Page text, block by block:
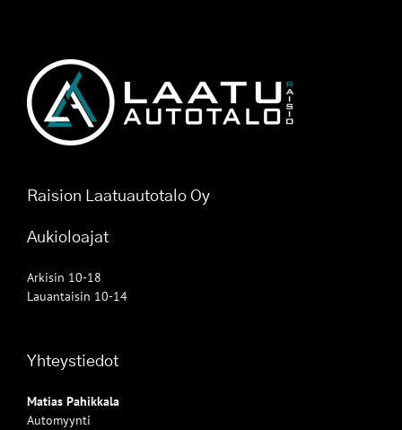
Raision Laatuautotalo Oy
Aukioloajat
Arkisin 10-18
Lauantaisin 10-14
Yhteystiedot
Matias Pahikkala
Automyynti